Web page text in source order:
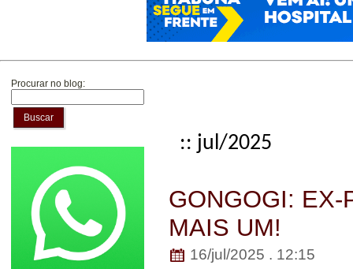
Procurar no blog:
Buscar
:: jul/2025
GONGOGI: EX-
MAIS UM!
16/jul/2025 . 12:15